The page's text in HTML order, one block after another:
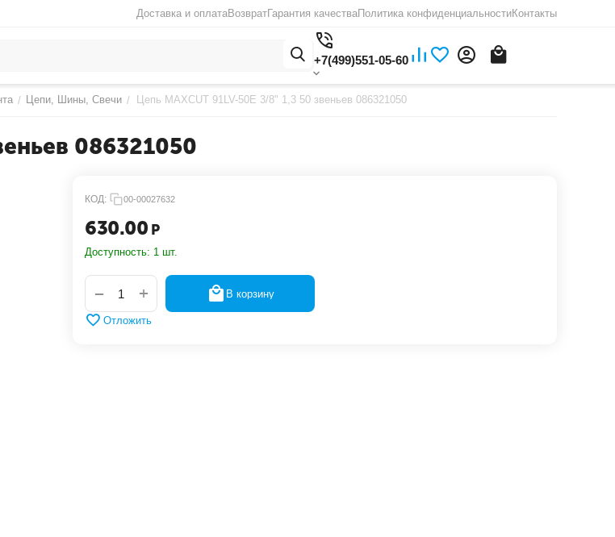
Доставка и оплатаВозвратГарантия качестваПолитика конфиденциальностиКонтакты
+7(499)551-05-60
/ Цепи, Шины, Свечи / Цепь MAXCUT 91LV-50E 3/8" 1,3 50 звеньев 086321050
086321050
КОД: 00-00027632
630.00 Р
Доступность: 1 шт.
+
− В корзину
Отложить